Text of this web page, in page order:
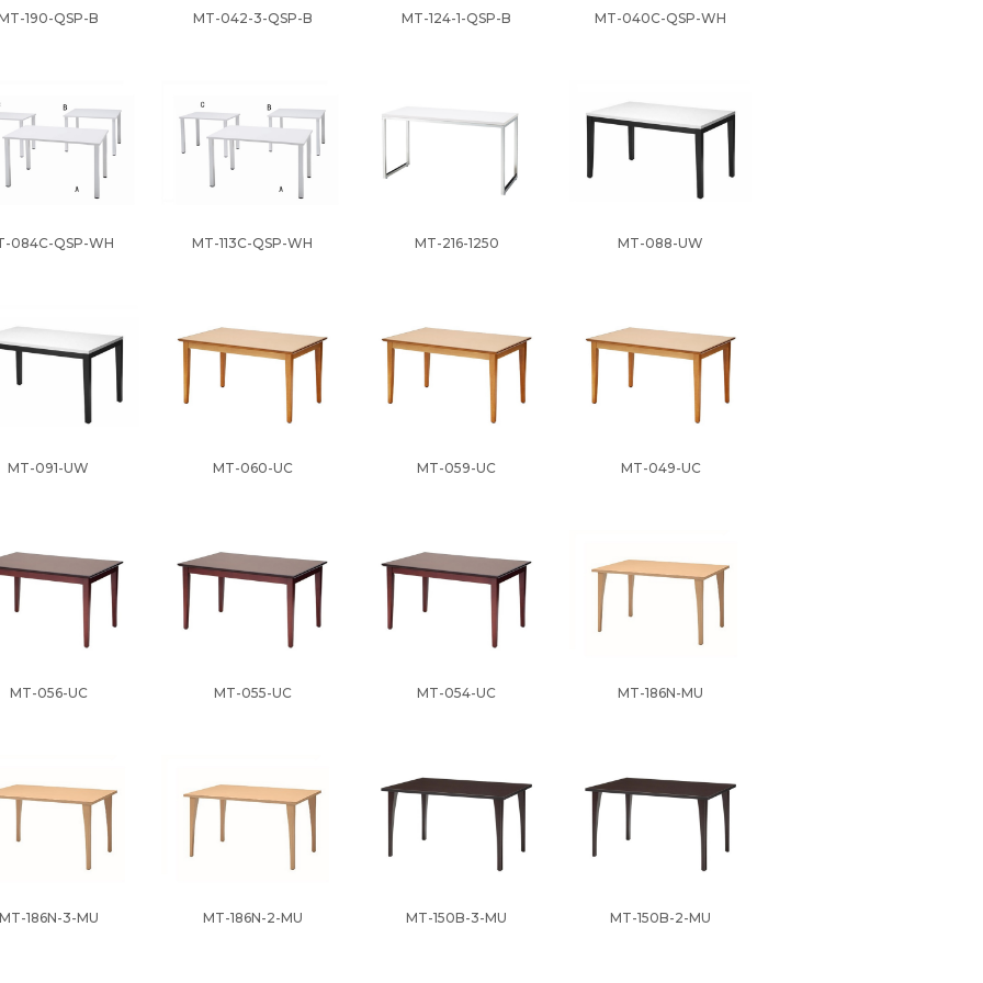
190-QSP-B MT-042-3-QSP-B MT-124-1-QSP-B MT-040C-QSP-WH
084C-QSP-WH MT-113C-QSP-WH MT-216-1250 MT-088-UW
MT-091-UW MT-060-UC MT-059-UC MT-049-UC
MT-056-UC MT-055-UC MT-054-UC MT-186N-MU
186N-3-MU MT-186N-2-MU MT-150B-3-MU MT-150B-2-MU